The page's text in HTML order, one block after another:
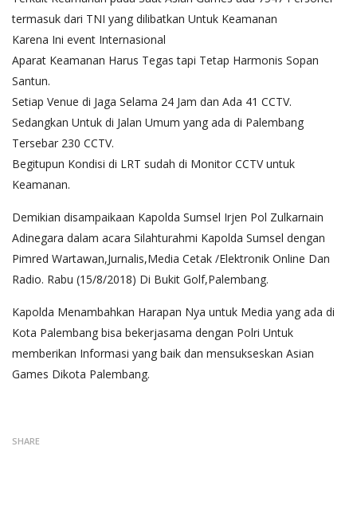
termasuk dari TNI yang dilibatkan Untuk Keamanan
Karena Ini event Internasional
Aparat Keamanan Harus Tegas tapi Tetap Harmonis Sopan
Santun.
Setiap Venue di Jaga Selama 24 Jam dan Ada 41 CCTV.
Sedangkan Untuk di Jalan Umum yang ada di Palembang
Tersebar 230 CCTV.
Begitupun Kondisi di LRT sudah di Monitor CCTV untuk
Keamanan.
Demikian disampaikaan Kapolda Sumsel Irjen Pol Zulkarnain
Adinegara dalam acara Silahturahmi Kapolda Sumsel dengan
Pimred Wartawan,Jurnalis,Media Cetak /Elektronik Online Dan
Radio. Rabu (15/8/2018) Di Bukit Golf,Palembang.
Kapolda Menambahkan Harapan Nya untuk Media yang ada di
Kota Palembang bisa bekerjasama dengan Polri Untuk
memberikan Informasi yang baik dan mensukseskan Asian
Games Dikota Palembang.
SHARE